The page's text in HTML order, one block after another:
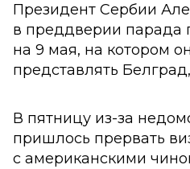
Президент Сербии
в преддверии парада
на 9 мая, на котором
представлять
В пятницу из-за
пришлось прервать
с американскими